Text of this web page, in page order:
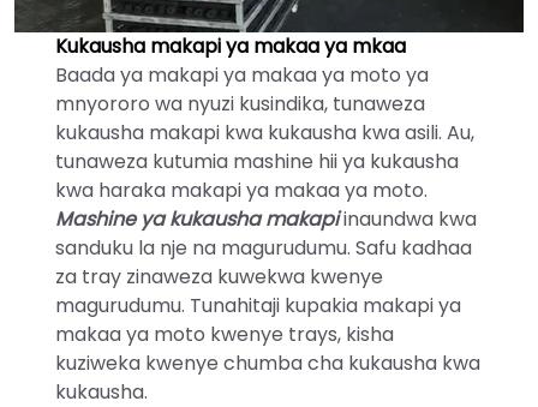
Kukausha makapi ya makaa ya mkaa
Baada ya makapi ya makaa ya moto ya
mnyororo wa nyuzi kusindika, tunaweza
kukausha makapi kwa kukausha kwa asili. Au,
tunaweza kutumia mashine hii ya kukausha
kwa haraka makapi ya makaa ya moto.
Mashine ya kukausha makapiinaundwa kwa
sanduku la nje na magurudumu. Safu kadhaa
za tray zinaweza kuwekwa kwenye
magurudumu. Tunahitaji kupakia makapi ya
makaa ya moto kwenye trays, kisha
kuziweka kwenye chumba cha kukausha kwa
kukausha.